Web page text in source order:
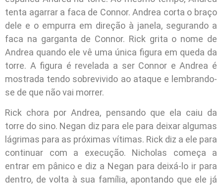
tenta agarrar a faca de Connor. Andrea corta o braço
dele e o empurra em direção à janela, segurando a
faca na garganta de Connor. Rick grita o nome de
Andrea quando ele vê uma única figura em queda da
torre. A figura é revelada a ser Connor e Andrea é
mostrada tendo sobrevivido ao ataque e lembrando-
se de que não vai morrer.
Rick chora por Andrea, pensando que ela caiu da
torre do sino. Negan diz para ele para deixar algumas
lágrimas para as próximas vítimas. Rick diz a ele para
continuar com a execução. Nicholas começa a
entrar em pânico e diz a Negan para deixá-lo ir para
dentro, de volta à sua família, apontando que ele já